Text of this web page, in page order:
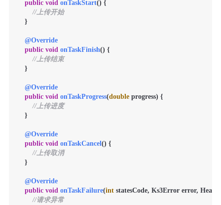
public void onTaskStart() {
//上传开始
    }
@Override
public void onTaskFinish() {
//上传结束
    }
@Override
public void onTaskProgress(double progress) {
//上传进度
    }
@Override
public void onTaskCancel() {
//上传取消
    }
@Override
public void onTaskFailure(int statesCode, Ks3Error error,
//请求异常